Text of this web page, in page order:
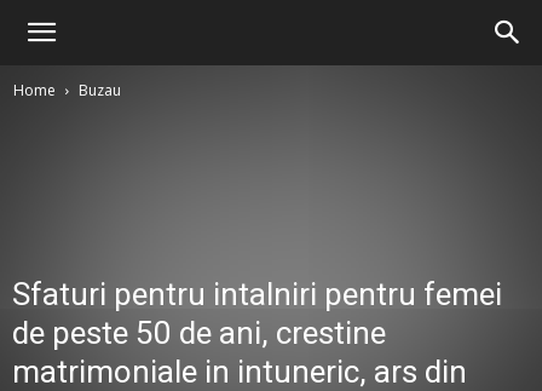
Home Buzau
Sfaturi pentru intalniri pentru femei
de peste 50 de ani, crestine
matrimoniale in intuneric, ars din